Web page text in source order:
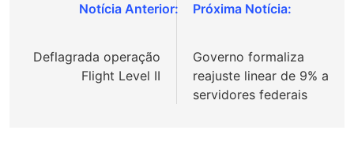
Navegação
Post
Deflagrada operação
Flight Level II
Governo formaliza
reajuste linear de 9% a
servidores federais